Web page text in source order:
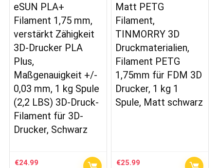
eSUN PLA+
Filament 1,75 mm,
verstärkt Zähigkeit
3D-Drucker PLA
Plus,
Maßgenauigkeit +/-
0,03 mm, 1 kg Spule
(2,2 LBS) 3D-Druck-
Filament für 3D-
Drucker, Schwarz
€24.99
Matt PETG
Filament,
TINMORRY 3D
Druckmaterialien,
Filament PETG
1,75mm für FDM 3D
Drucker, 1 kg 1
Spule, Matt schwarz
€25.99